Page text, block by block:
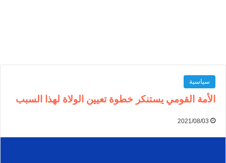
سياسية
الأمة القومي يستنكر خطوة تعيين الولاة لهذا السبب
2021/08/03